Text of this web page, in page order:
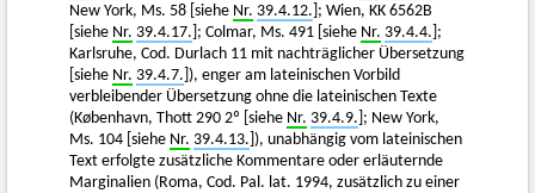
New York, Ms. 58 [siehe Nr. 39.4.12. ]; Wien, KK 6562B
[siehe Nr. 39.4.17. ]; Colmar, Ms. 491 [siehe Nr. 39.4.4. ];
Karlsruhe, Cod. Durlach 11 mit nachträglicher Übersetzung
[siehe Nr. 39.4.7. ]), enger am lateinischen Vorbild
verbleibender Übersetzung ohne die lateinischen Texte
(København, Thott 290 2º [siehe Nr. 39.4.9. ]; New York,
Ms. 104 [siehe Nr. 39.4.13. ]), unabhängig vom lateinischen
Text erfolgte zusätzliche Kommentare oder erläuternde
Marginalien (Roma, Cod. Pal. lat. 1994, zusätzlich zu einer